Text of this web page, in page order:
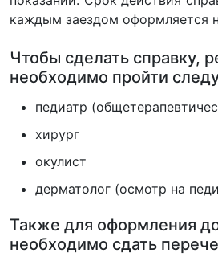
каждым заездом оформляется
Чтобы сделать справку,
необходимо пройти
педиатр
хирург
окулист
дерматолог (осмотр на
Также для оформления
необходимо сдать